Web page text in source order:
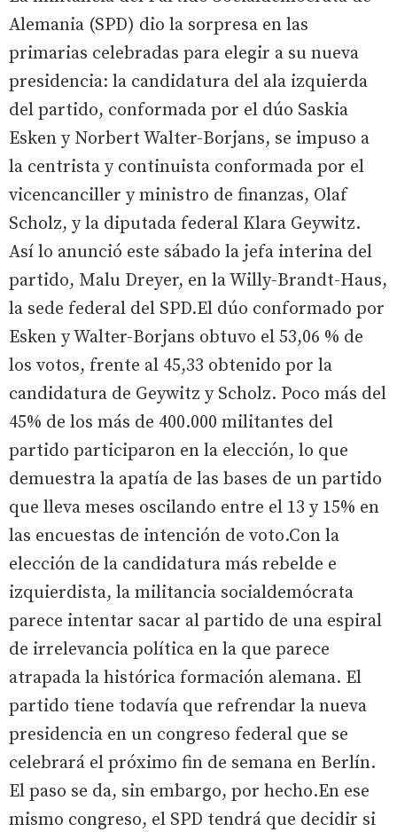
Alemania (SPD) dio la sorpresa en las
primarias celebradas para elegir a su nueva
presidencia: la candidatura del ala izquierda
del partido, conformada por el dúo Saskia
Esken y Norbert Walter-Borjans, se impuso a
la centrista y continuista conformada por el
vicencanciller y ministro de finanzas, Olaf
Scholz, y la diputada federal Klara Geywitz.
Así lo anunció este sábado la jefa interina del
partido, Malu Dreyer, en la Willy-Brandt-Haus,
la sede federal del SPD.El dúo conformado por
Esken y Walter-Borjans obtuvo el 53,06 % de
los votos, frente al 45,33 obtenido por la
candidatura de Geywitz y Scholz. Poco más del
45% de los más de 400.000 militantes del
partido participaron en la elección, lo que
demuestra la apatía de las bases de un partido
que lleva meses oscilando entre el 13 y 15% en
las encuestas de intención de voto.Con la
elección de la candidatura más rebelde e
izquierdista, la militancia socialdemócrata
parece intentar sacar al partido de una espiral
de irrelevancia política en la que parece
atrapada la histórica formación alemana. El
partido tiene todavía que refrendar la nueva
presidencia en un congreso federal que se
celebrará el próximo fin de semana en Berlín.
El paso se da, sin embargo, por hecho.En ese
mismo congreso, el SPD tendrá que decidir si